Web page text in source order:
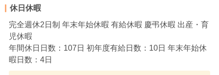
休日休暇
完全週休2日制 年末年始休暇 有給休暇 慶弔休暇 出産・育
児休暇
年間休日日数：107日 初年度有給日数：10日 年末年始休
暇日数：4日